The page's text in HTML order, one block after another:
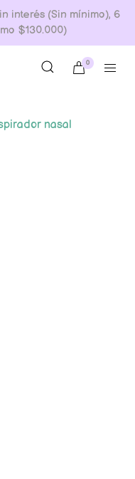
interés (Sin mínimo), 6
$130.000)
0
nasal